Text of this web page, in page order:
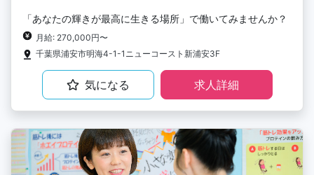
「あなたの輝きが最高に生きる場所」で働いてみませんか？
月給: 270,000円〜
千葉県浦安市明海4-1-1ニューコースト新浦安3F
気になる 求人詳細